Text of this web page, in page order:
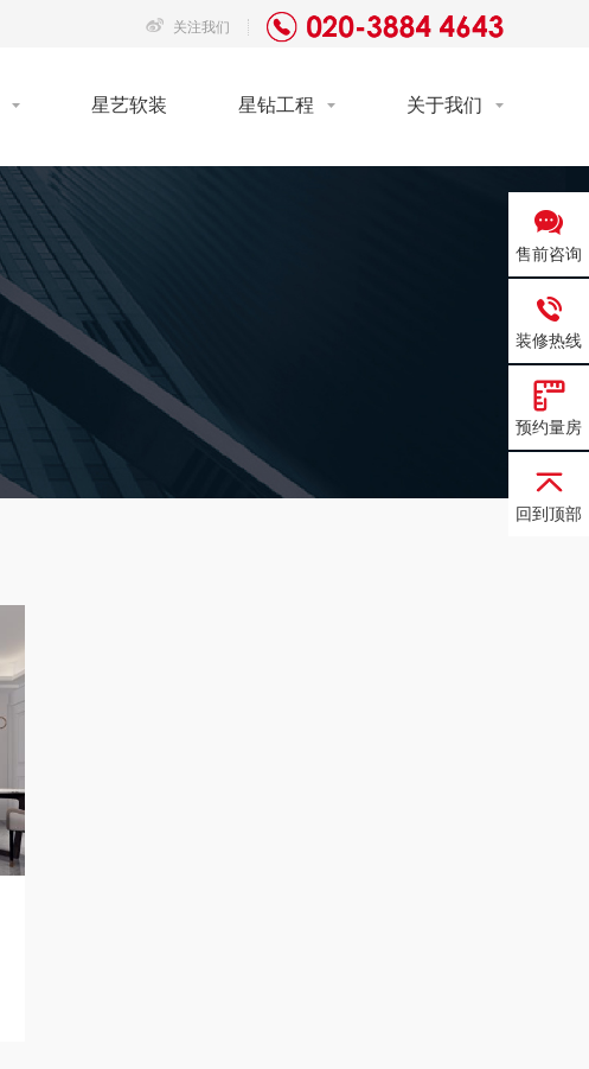
关注我们
星艺软装 星钻工程 关于我们
售前咨询
装修热线
预约量房
回到顶部